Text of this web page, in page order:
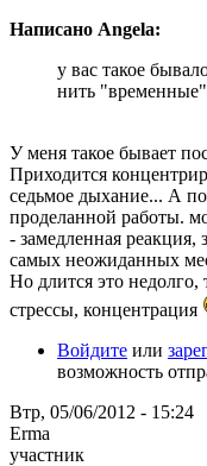
Написано Angela:
у вас такое
нить
У меня такое бывает
Приходится
седьмое дыхание... А
проделанной работы.
- замедленная
самых неожиданных
Но длится это недолго,
стрессы, концентрация
Войдите или
возможность
Втр, 05/06/2012 - 15:24
Erma
участник